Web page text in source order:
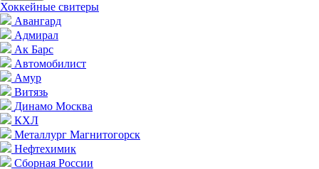
Хоккейные свитеры
Авангард
Адмирал
Ак Барс
Автомобилист
Амур
Витязь
Динамо Москва
КХЛ
Металлург Магнитогорск
Нефтехимик
Сборная России